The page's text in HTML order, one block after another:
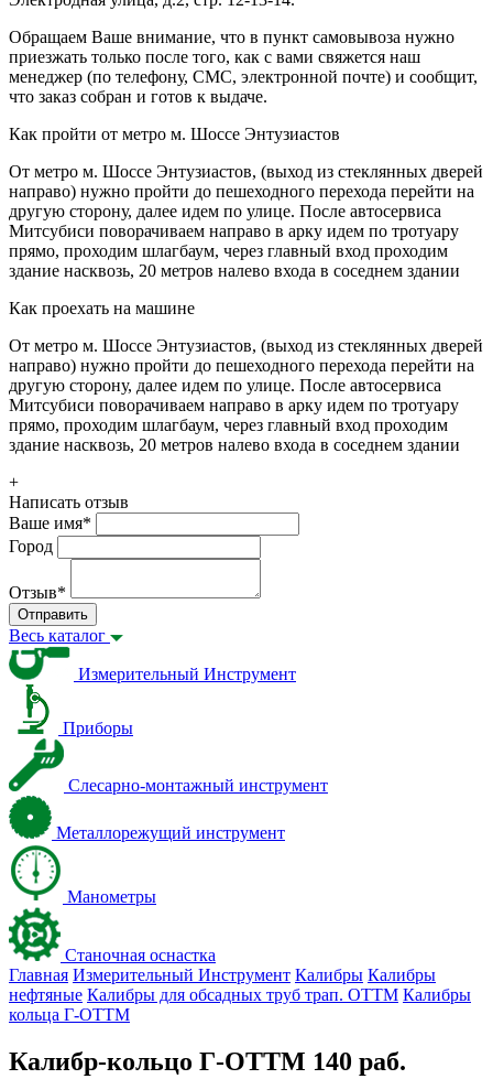
Обращаем Ваше внимание, что в пункт самовывоза нужно
приезжать только после того, как с вами свяжется наш
менеджер (по телефону, СМС, электронной почте) и сообщит,
что заказ собран и готов к выдаче.
Как пройти от метро м. Шоссе Энтузиастов
От метро м. Шоссе Энтузиастов, (выход из стеклянных дверей
направо) нужно пройти до пешеходного перехода перейти на
другую сторону, далее идем по улице. После автосервиса
Митсубиси поворачиваем направо в арку идем по тротуару
прямо, проходим шлагбаум, через главный вход проходим
здание насквозь, 20 метров налево входа в соседнем здании
Как проехать на машине
От метро м. Шоссе Энтузиастов, (выход из стеклянных дверей
направо) нужно пройти до пешеходного перехода перейти на
другую сторону, далее идем по улице. После автосервиса
Митсубиси поворачиваем направо в арку идем по тротуару
прямо, проходим шлагбаум, через главный вход проходим
здание насквозь, 20 метров налево входа в соседнем здании
+
Написать отзыв
Ваше имя*
Город
Отзыв*
Отправить
Весь каталог
Измерительный Инструмент
Приборы
Слесарно-монтажный инструмент
Металлорежущий инструмент
Манометры
Станочная оснастка
Главная Измерительный Инструмент Калибры Калибры
нефтяные Калибры для обсадных труб трап. ОТТМ Калибры
кольца Г-ОТТМ
Калибр-кольцо Г-ОТТМ 140 раб.